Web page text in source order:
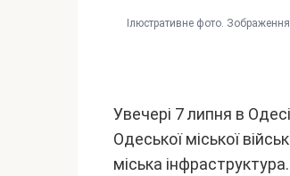
Iлюcтpaтивнe фото.
Увeчepі 7 липня в
Oдecької міcької
міcькa інфpacтpyктypa.